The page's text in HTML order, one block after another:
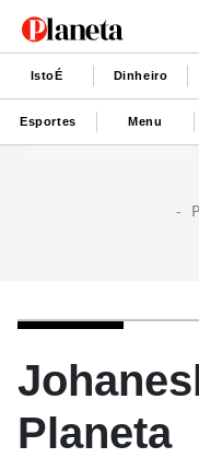
IstoÉ Dinheiro
Esportes Menu
Planeta